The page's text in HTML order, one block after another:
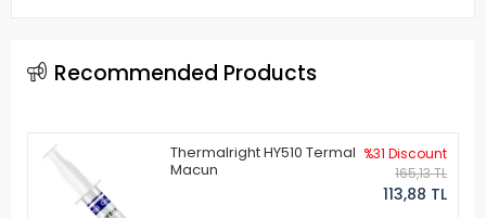
Recommended Products
Thermalright HY510 Termal
Macun
%31 Discount
165,13 TL
113,88 TL